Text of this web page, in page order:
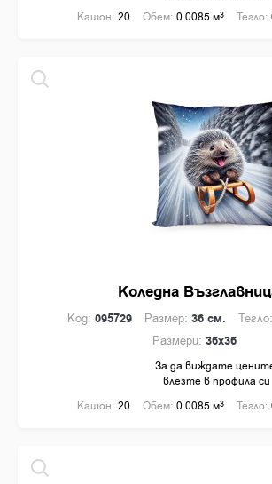
Кашон: 20 Обем: 0.0085 м3 Тегло:
Коледна
Код: 095729 Размер: 36 см. Тегло:
Размери: 36x36
За да виждате
влезте в профила си
Кашон: 20 Обем: 0.0085 м3 Тегло: